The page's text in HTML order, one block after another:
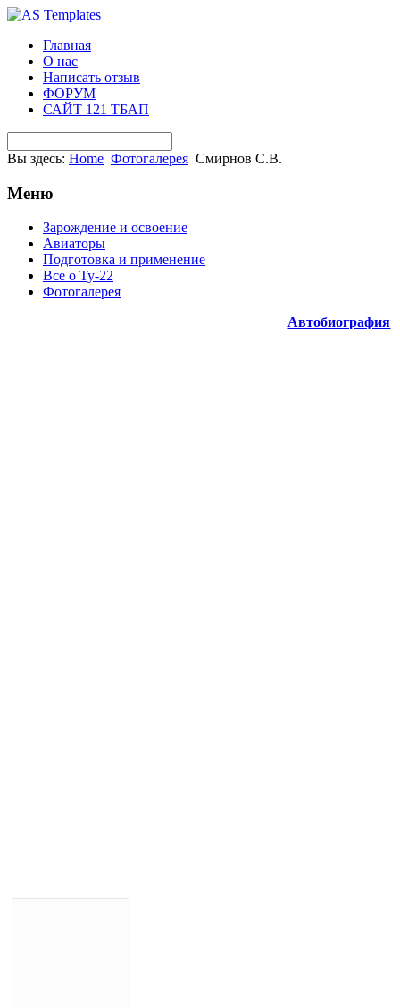
Главная
О нас
Написать отзыв
ФОРУМ
САЙТ 121 ТБАП
Вы здесь: Home Фотогалерея Смирнов С.В.
Меню
Зарождение и освоение
Авиаторы
Подготовка и применение
Все о Ту-22
Фотогалерея
Автобиография